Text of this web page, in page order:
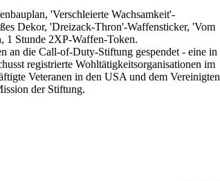
'Verschleierte Wachsamkeit'-
Dekor, 'Dreizack-Thron'-Waffensticker, 'Vom
1 Stunde 2XP-Waffen-Token.
an die Call-of-Duty-Stiftung gespendet - eine in
registrierte Wohltätigkeitsorganisationen im
Veteranen in den USA und dem Vereinigten
der Stiftung.